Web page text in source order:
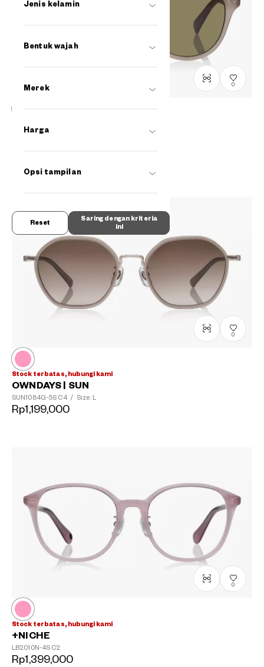
Jenis kelamin
Bentuk wajah
Merek
Harga
Opsi tampilan
Saring dengan kriteria
ini
Reset
0
OWNDAYS | SUN
0
Stock terbatas, hubungi kami
OWNDAYS | SUN
SUN1084G-5S C4 / Size: L
Rp1,199,000
0
Stock terbatas, hubungi kami
+NICHE
LB2010N-4S C2
Rp1,399,000